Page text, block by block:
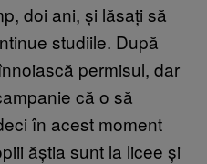
doi ani, și lăsați să
studiile. După
permisul, dar
că o să
în acest moment
ăștia sunt la licee și